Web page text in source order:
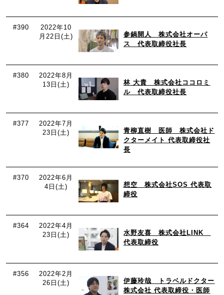
#390
2022年10
月22日(土)
参鍋開人 株式会社オーパ
ス 代表取締役社長
#380
2022年8月
13日(土)
林 大貴 株式会社ココロミ
ル 代表取締役社長
#377
2022年7月
23日(土)
青柳直樹 医師 株式会社ド
クターメイト 代表取締役社
長
#370
2022年6月
4日(土)
想空 株式会社SOS 代表取
締役
#364
2022年4月
23日(土)
水野友喜 株式会社LINK
代表取締役
#356
2022年2月
26日(土)
伊藤玲哉 トラベルドクター
株式会社 代表取締役・医師